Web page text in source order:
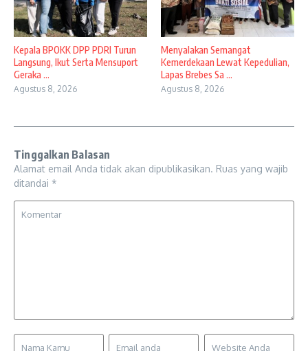
Kepala BPOKK DPP PDRI Turun
Langsung, Ikut Serta Mensuport
Geraka ...
Agustus 8, 2026
Menyalakan Semangat
Kemerdekaan Lewat Kepedulian,
Lapas Brebes Sa ...
Agustus 8, 2026
Tinggalkan Balasan
Alamat email Anda tidak akan dipublikasikan. Ruas yang wajib
ditandai *